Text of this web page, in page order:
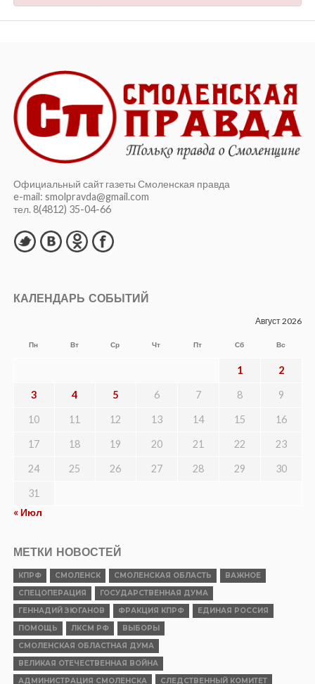
Официальный сайт газеты Смоленская правда
e-mail: smolpravda@gmail.com
тел. 8(4812) 35-04-66
КАЛЕНДАРЬ СОБЫТИЙ
Август 2026
Пн Вт Ср Чт Пт Сб Вс
1 2
3 4 5 6 7 8 9
10 11 12 13 14 15 16
17 18 19 20 21 22 23
24 25 26 27 28 29 30
31
« Июл
МЕТКИ НОВОСТЕЙ
КПРФ СМОЛЕНСК СМОЛЕНСКАЯ ОБЛАСТЬ
ВАЖНОЕ
СПЕЦОПЕРАЦИЯ
ГОСУДАРСТВЕННАЯ ДУМА
ГЕННАДИЙ ЗЮГАНОВ
ФРАКЦИЯ КПРФ
ЕДИНАЯ РОССИЯ
ПОМОЩЬ
ЛКСМ РФ
ВЫБОРЫ
СМОЛЕНСКАЯ ОБЛАСТНАЯ ДУМА
ВЕЛИКАЯ ОТЕЧЕСТВЕННАЯ ВОЙНА
АДМИНИСТРАЦИЯ СМОЛЕНСКА
СЛЕДСТВЕННЫЙ КОМИТЕТ